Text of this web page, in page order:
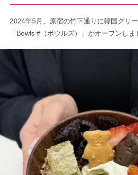
2024年5月、原宿の竹下通りに韓国グリ
「Bowls #（ボウルズ）」がオープンしま